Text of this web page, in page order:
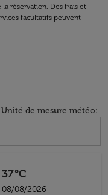
réservation. Des frais et
facultatifs peuvent
Unité de mesure météo:
37°C
08/08/2026